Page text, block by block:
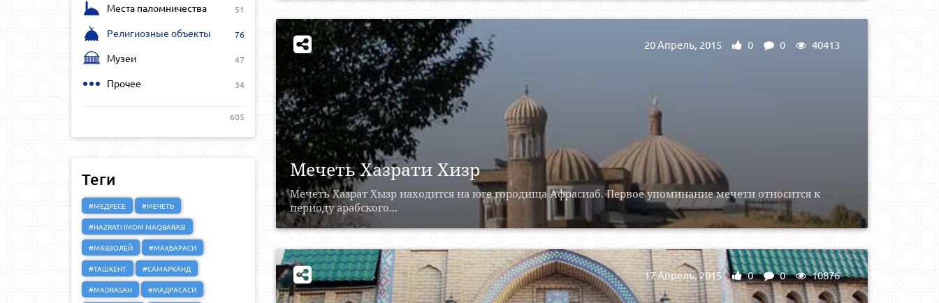
Места паломничества 51
Религиозные объекты 76
Музеи 47
Прочее 34
605
Теги
#МЕДРЕСЕ
#МЕЧЕТЬ
#HAZRATI IMOM MAQBARASI
#МАВЗОЛЕЙ
#МАҚБАРАСИ
#ТАШКЕНТ
#САМАРКАНД
#MADRASAH
#МАДРАСАСИ
Мечеть Хазрати Хизр
Мечеть Хазрат Хызр находится на юге городища Афрасиаб. Первое упоминание мечети относится к
периоду арабского...
20 Апрель, 2015 0 0 40413
17 Апрель, 2015 0 0 10876